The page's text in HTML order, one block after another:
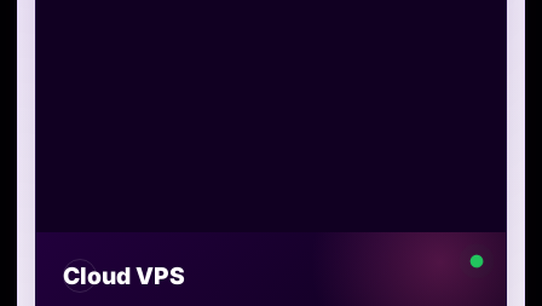
Xem nhanh dịch vụ này hợp với workload